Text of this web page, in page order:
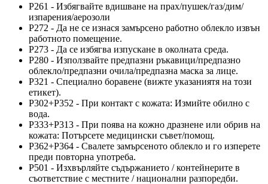
P261 - Избягвайте вдишване на прах/пушек/газ/дим/
изпарения/аерозоли
P272 - Да не се изнася замърсено работно облекло извън
работното помещение.
P273 - Да се избягва изпускане в околната среда.
P280 - Използвайте предпазни ръкавици/предпазно
облекло/предпазни очила/предпазна маска за лице.
P321 - Специално боравене (вижте указаниятя на този
етикет).
P302+P352 - При контакт с кожата: Измийте обилно с
вода.
P333+P313 - При поява на кожно дразнене или обрив на
кожата: Потърсете медицински съвет/помощ.
P362+P364 - Свалете замърсеното облекло и го изперете
преди повторна употреба.
P501 - Изхвърляйте съдържанието / контейнерите в
съответствие с местните / национални разпоредби.